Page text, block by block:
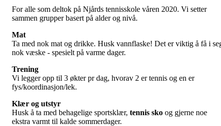
For alle som deltok på Njårds tennisskole våren 2020. Vi setter
sammen grupper basert på alder og nivå.
Mat
Ta med nok mat og drikke. Husk vannflaske! Det er viktig å få i
nok væske - spesielt på varme dager.
Trening
Vi legger opp til 3 økter pr dag, hvorav 2 er tennis og en er
fys/koordinasjon/lek.
Klær og utstyr
Husk å ta med behagelige sportsklær, tennis sko og gjerne noe
ekstra varmt til kalde sommerdager.